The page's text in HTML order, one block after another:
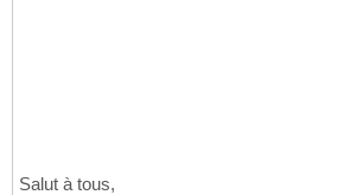
Salut à tous,